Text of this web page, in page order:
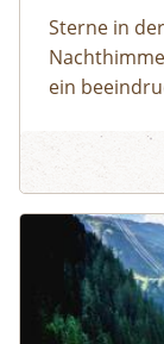
Sterne in
ein
zu den
Taxi zum
Nach einer
die